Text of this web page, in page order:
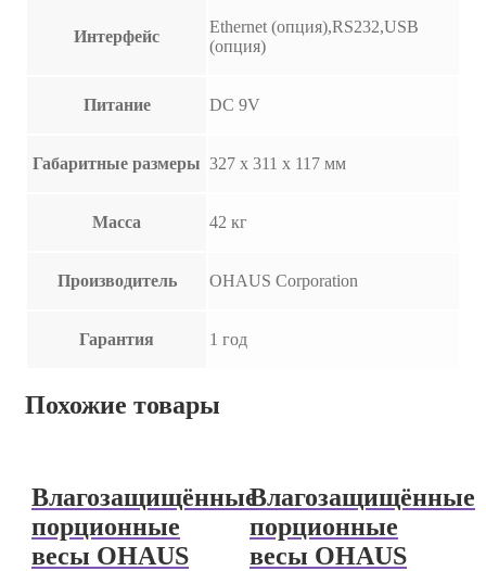
Интерфейс
Ethernet (опция),RS232,USB
(опция)
Питание DC 9V
Габаритные размеры 327 х 311 х 117 мм
Масса 42 кг
Производитель OHAUS Corporation
Гарантия 1 год
Похожие товары
Влагозащищённые
порционные
весы OHAUS
Влагозащищённые
порционные
весы OHAUS